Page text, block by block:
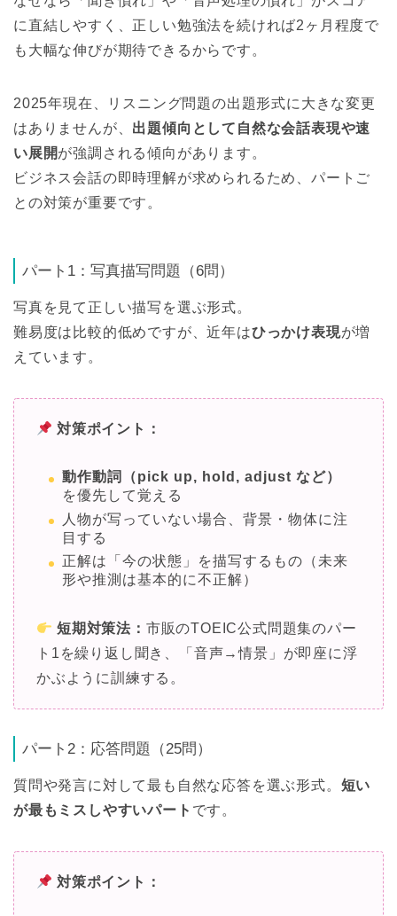
に直結しやすく、正しい勉強法を続ければ2ヶ月程度で
も大幅な伸びが期待できるからです。
2025年現在、リスニング問題の出題形式に大きな変更
はありませんが、 出題傾向として自然な会話表現や速
い展開が強調される傾向があります。
ビジネス会話の即時理解が求められるため、パートご
との対策が重要です。
パート1：写真描写問題（6問）
写真を見て正しい描写を選ぶ形式。
難易度は比較的低めですが、近年はひっかけ表現が増
えています。
対策ポイント：
動作動詞（pick up, hold, adjust など）
を優先して覚える
人物が写っていない場合、背景・物体に注
目する
正解は「今の状態」を描写するもの（未来
形や推測は基本的に不正解）
短期対策法： 市販のTOEIC公式問題集のパー
ト1を繰り返し聞き、「音声→情景」が即座に浮
かぶように訓練する。
パート2：応答問題（25問）
質問や発言に対して最も自然な応答を選ぶ形式。 短い
が最もミスしやすいパート です。
対策ポイント：